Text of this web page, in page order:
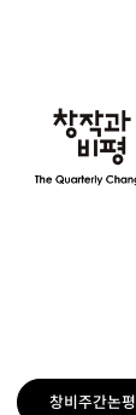
창비주간논평